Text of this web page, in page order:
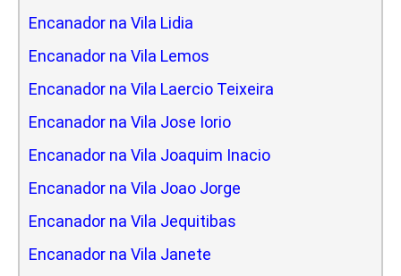
Encanador na Vila Lidia
Encanador na Vila Lemos
Encanador na Vila Laercio Teixeira
Encanador na Vila Jose Iorio
Encanador na Vila Joaquim Inacio
Encanador na Vila Joao Jorge
Encanador na Vila Jequitibas
Encanador na Vila Janete